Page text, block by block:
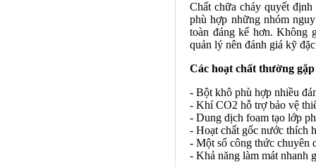
Chất chữa cháy quyết
phù hợp những nhóm
toàn đáng kể hơn. Không
quản lý nên đánh giá kỹ
Các hoạt chất thường
- Bột khô phù hợp nhiều
- Khí CO2 hỗ trợ bảo vệ
- Dung dịch foam tạo lớp
- Hoạt chất gốc nước thích
- Một số công thức chuyên
- Khả năng làm mát nhanh